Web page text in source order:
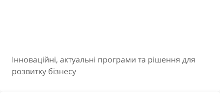
Інноваційні, актуальні програми та рішення для
розвитку бізнесу